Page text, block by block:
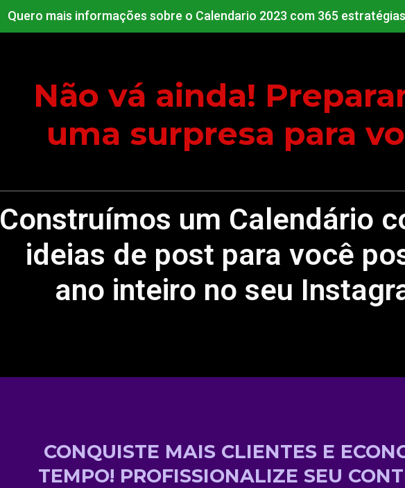
Não vá ainda!
uma surpresa para
Construímos um Calendário
ideias de post para você
ano inteiro no seu
CONQUISTE MAIS CLIENTES E
TEMPO! PROFISSIONALIZE SEU
Quero mais informações sobre o Calendario 2023 com 365